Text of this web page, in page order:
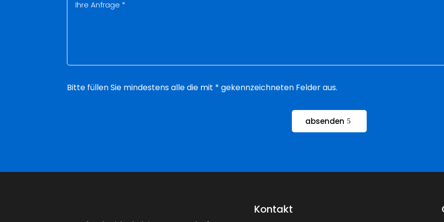
Bitte füllen Sie mindestens alle die mit * gekennzeichneten Felder aus.
absenden
Kontakt